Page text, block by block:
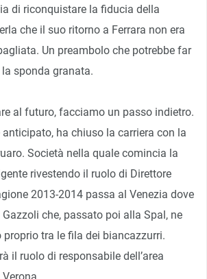
di riconquistare la fiducia della
che il suo ritorno a Ferrara non era
Un preambolo che potrebbe far
sponda granata.
al futuro, facciamo un passo indietro.
ha chiuso la carriera con la
Società nella quale comincia la
rivestendo il ruolo di Direttore
2013-2014 passa al Venezia dove
che, passato poi alla Spal, ne
tra le fila dei biancazzurri.
il ruolo di responsabile dell’area